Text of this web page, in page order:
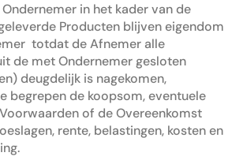
in het kader van de
Producten blijven eigendom
totdat de Afnemer alle
de met Ondernemer gesloten
deugdelijk is nagekomen,
begrepen de koopsom, eventuele
of de Overeenkomst
rente, belastingen, kosten en